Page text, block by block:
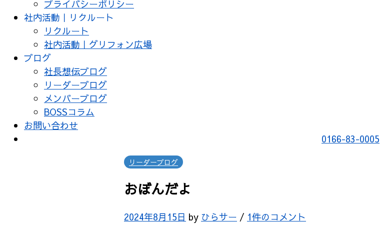
プライバシーポリシー
社内活動｜リクルート
リクルート
社内活動｜グリフォン広場
ブログ
社長想伝ブログ
リーダーブログ
メンバーブログ
BOSSコラム
お問い合わせ
0166-83-0005
リーダーブログ
おぼんだよ
2024年8月15日 by ひらサー / 1件のコメント